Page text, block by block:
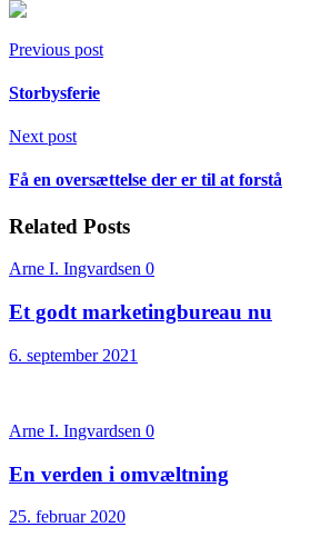
Previous post
Storbysferie
Next post
Få en oversættelse der er til at forstå
Related Posts
Arne I. Ingvardsen 0
Et godt marketingbureau nu
6. september 2021
Arne I. Ingvardsen 0
En verden i omvæltning
25. februar 2020